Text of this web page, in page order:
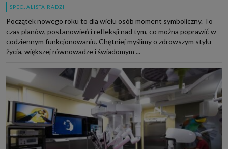
SPECJALISTA RADZI
Początek nowego roku to dla wielu osób moment symboliczny. To
czas planów, postanowień i refleksji nad tym, co można poprawić w
codziennym funkcjonowaniu. Chętniej myślimy o zdrowszym stylu
życia, większej równowadze i świadomym ...